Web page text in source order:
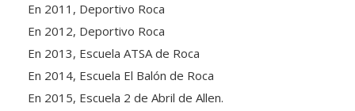
En 2011, Deportivo Roca
En 2012, Deportivo Roca
En 2013, Escuela ATSA de Roca
En 2014, Escuela El Balón de Roca
En 2015, Escuela 2 de Abril de Allen.